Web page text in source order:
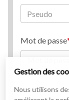
Mot de passe
Gestion des
Nous utilisons